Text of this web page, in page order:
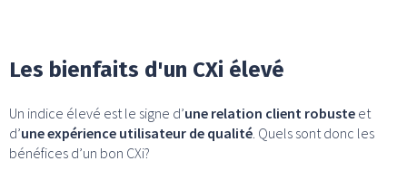
Les bienfaits d'un CXi élevé
Un indice élevé est le signe d’une relation client robuste et
d’une expérience utilisateur de qualité . Quels sont donc les
bénéfices d’un bon CXi?